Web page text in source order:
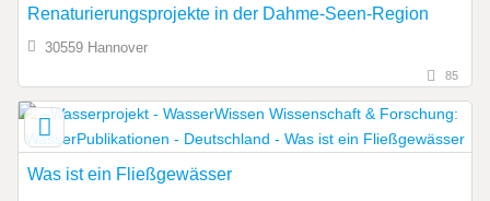
Renaturierungsprojekte in der Dahme-Seen-Region
30559 Hannover
85
Was ist ein Fließgewässer